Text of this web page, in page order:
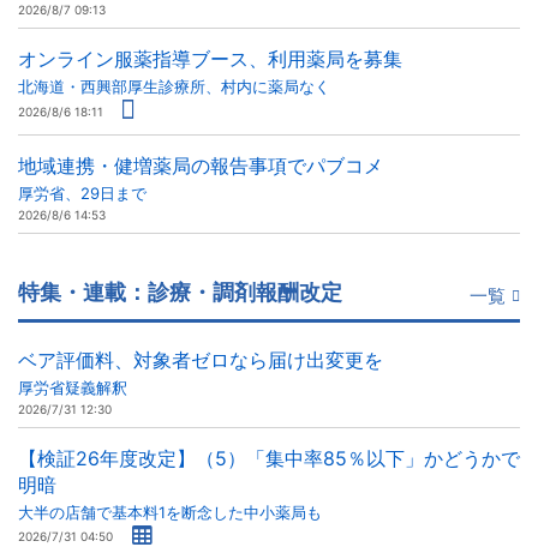
2026/8/7 09:13
オンライン服薬指導ブース、利用薬局を募集
北海道・西興部厚生診療所、村内に薬局なく
2026/8/6 18:11
地域連携・健増薬局の報告事項でパブコメ
厚労省、29日まで
2026/8/6 14:53
特集・連載：診療・調剤報酬改定 一覧
ベア評価料、対象者ゼロなら届け出変更を
厚労省疑義解釈
2026/7/31 12:30
【検証26年度改定】（5）「集中率85％以下」かどうかで
明暗
大半の店舗で基本料1を断念した中小薬局も
2026/7/31 04:50